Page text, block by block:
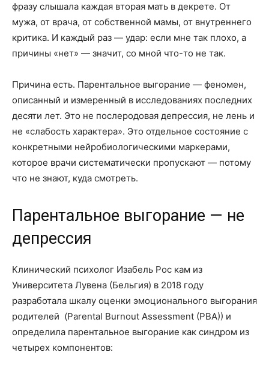
фразу слышала каждая вторая мать в декрете. От
мужа, от врача, от собственной мамы, от внутреннего
критика. И каждый раз — удар: если мне так плохо, а
причины «нет» — значит, со мной что-то не так.
Причина есть. Парентальное выгорание — феномен,
описанный и измеренный в исследованиях последних
десяти лет. Это не послеродовая депрессия, не лень и
не «слабость характера». Это отдельное состояние с
конкретными нейробиологическими маркерами,
которое врачи систематически пропускают — потому
что не знают, куда смотреть.
Парентальное выгорание — не
депрессия
Клинический психолог Изабель Рос кам из
Университета Лувена (Бельгия) в 2018 году
разработала шкалу оценки эмоционального выгорания
родителей (Parental Burnout Assessment (PBA)) и
определила парентальное выгорание как синдром из
четырех компонентов: